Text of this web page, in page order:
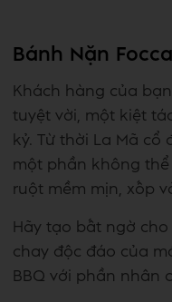
Bánh Nặn
Khách hàng của
tuyệt vời, một kiệt
kỷ. Từ thời La Mã
một phần không
ruột mềm mịn, xốp
Hãy tạo bất ngờ
chay độc đáo của
BBQ với phần nhân